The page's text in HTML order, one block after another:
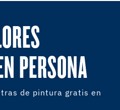
PERSONA
de pintura gratis en